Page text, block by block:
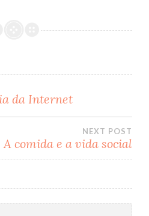
da Internet
NEXT POST
A comida e a vida social